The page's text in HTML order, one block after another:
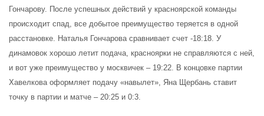
Гончарову. После успешных действий у красноярской команды
происходит спад, все добытое преимущество теряется в одной
расстановке. Наталья Гончарова сравнивает счет -18:18. У
динамовок хорошо летит подача, красноярки не справляются с ней,
и вот уже преимущество у москвичек – 19:22. В концовке партии
Хавелкова оформляет подачу «навылет», Яна Щербань ставит
точку в партии и матче – 20:25 и 0:3.